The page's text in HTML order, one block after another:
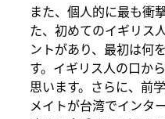
また、個人的に最も衝
た、初めてのイギリス
ントがあり、最初は何
す。イギリス人の口か
思います。さらに、前
メイトが台湾でインタ